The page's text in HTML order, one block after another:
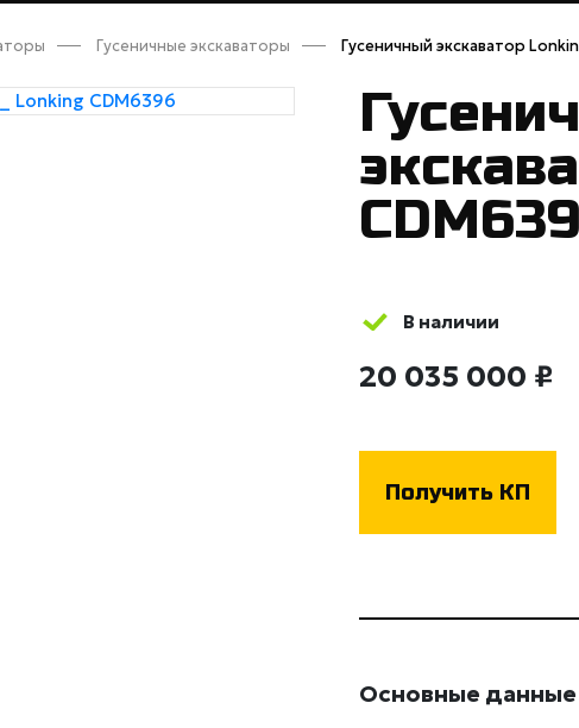
Гусеничные экскаваторы Гусеничный экскаватор
В наличии
20 035 000 ₽
Получить КП
Основные данные